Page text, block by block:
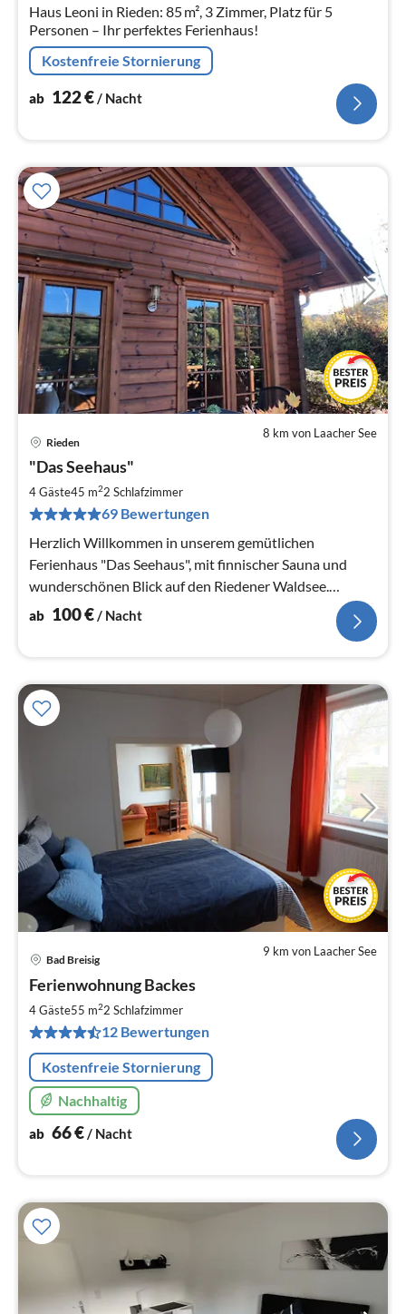
Haus Leoni in Rieden: 85 m², 3 Zimmer, Platz für 5
Personen – Ihr perfektes Ferienhaus!
Kostenfreie Stornierung
ab 122€/ Nacht
8 km von Laacher See
Rieden
"Das Seehaus"
4 Gäste45 m22 Schlafzimmer
69 Bewertungen
Herzlich Willkommen in unserem gemütlichen
Ferienhaus "Das Seehaus", mit finnischer Sauna und
wunderschönen Blick auf den Riedener Waldsee.
Ankommen, Durchatmen, Wohlfühlen...
ab 100€/ Nacht
9 km von Laacher See
Bad Breisig
Ferienwohnung Backes
4 Gäste55 m22 Schlafzimmer
12 Bewertungen
Kostenfreie Stornierung
Nachhaltig
ab 66€/ Nacht